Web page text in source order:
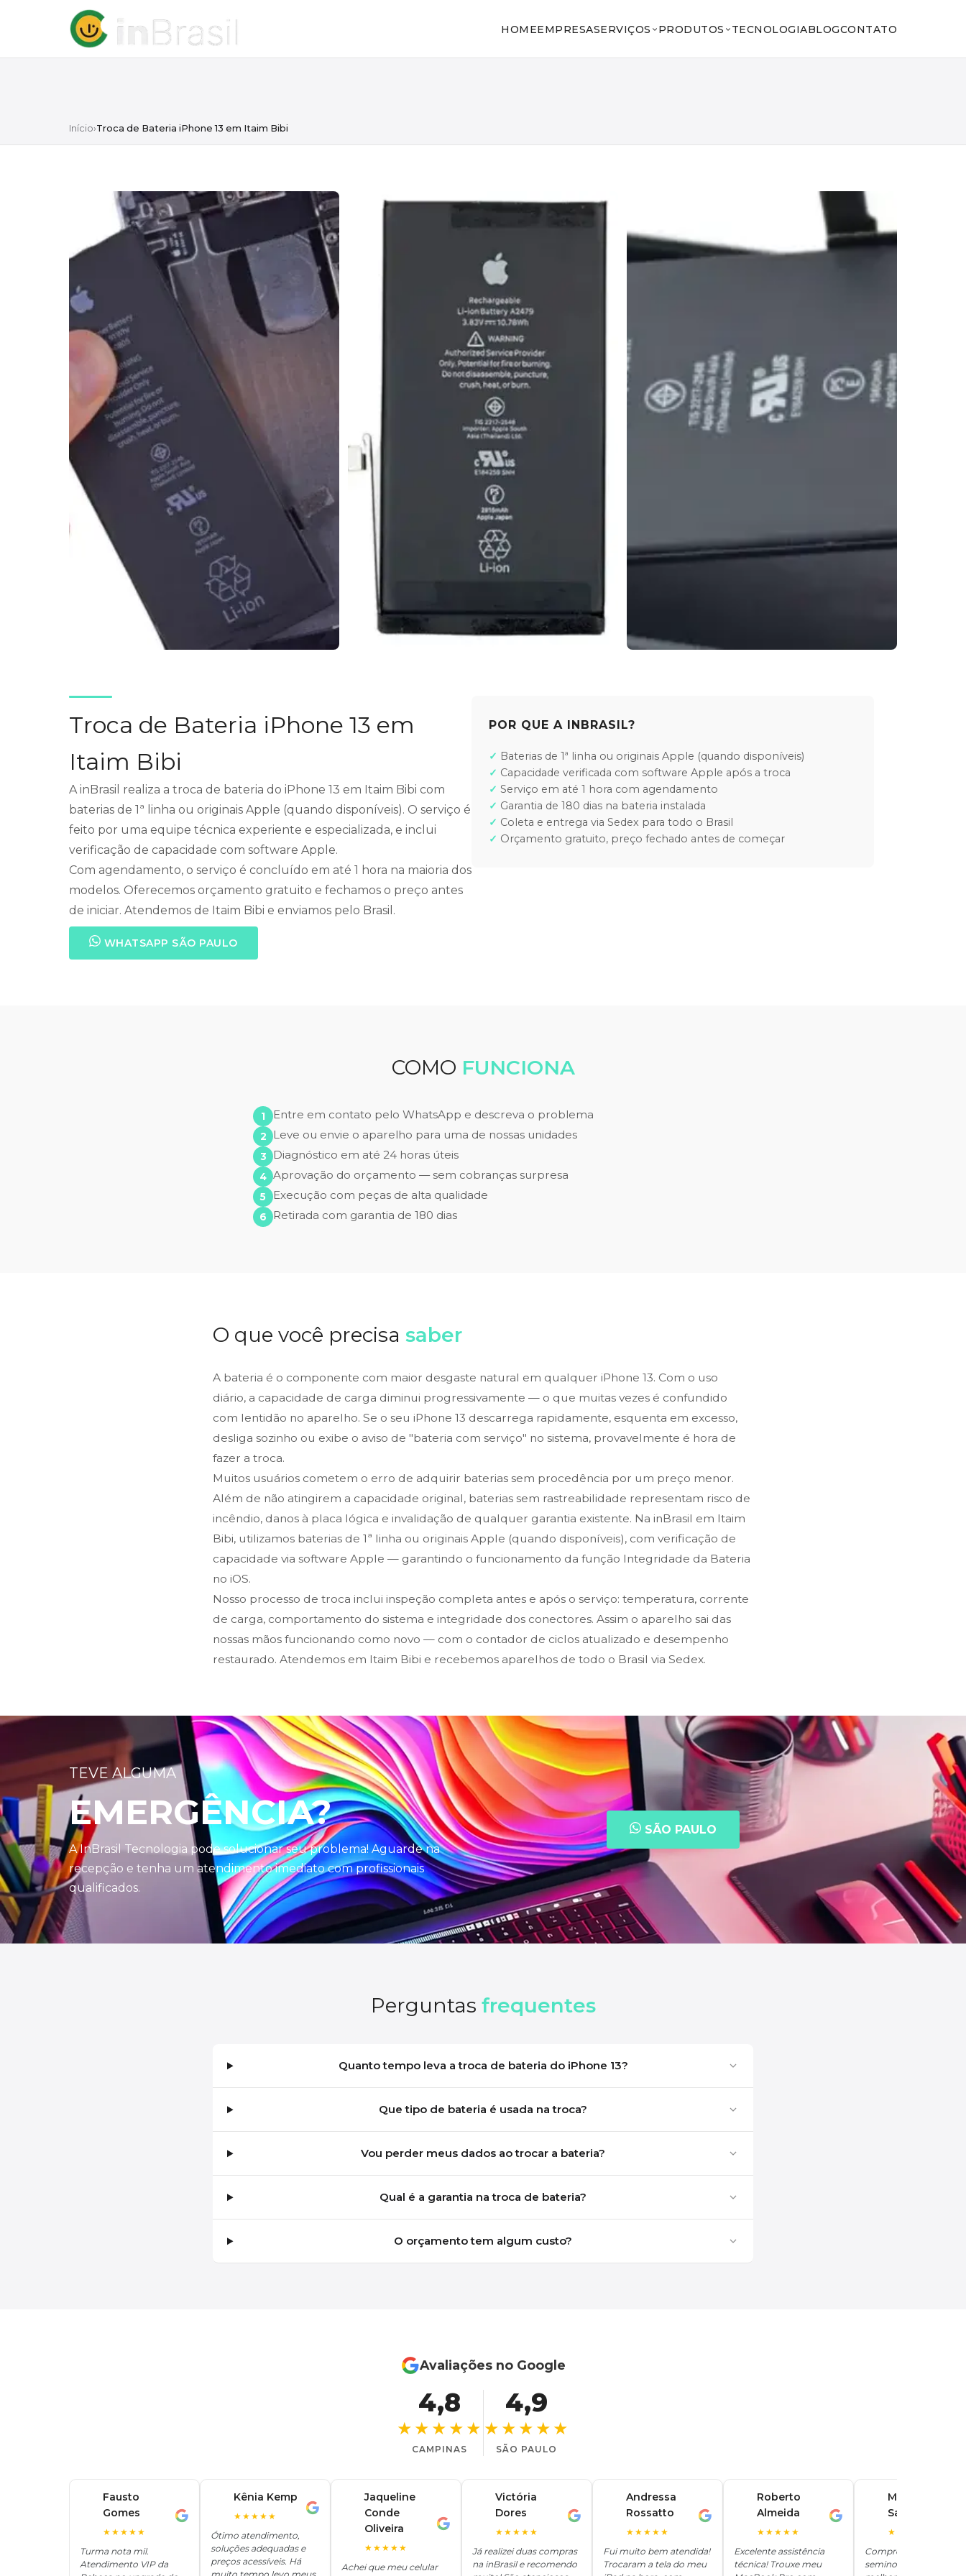
HOMEEMPRESASERVIÇOS PRODUTOS TECNOLOGIABLOGCONTATO
Início›Troca de Bateria iPhone 13 em Itaim Bibi
Troca de Bateria iPhone 13 em
Itaim Bibi
A inBrasil realiza a troca de bateria do iPhone 13 em Itaim Bibi com
baterias de 1ª linha ou originais Apple (quando disponíveis). O serviço é
feito por uma equipe técnica experiente e especializada, e inclui
verificação de capacidade com software Apple.
Com agendamento, o serviço é concluído em até 1 hora na maioria dos
modelos. Oferecemos orçamento gratuito e fechamos o preço antes
de iniciar. Atendemos de Itaim Bibi e enviamos pelo Brasil.
WHATSAPP SÃO PAULO
POR QUE A INBRASIL?
Baterias de 1ª linha ou originais Apple (quando disponíveis)
Capacidade verificada com software Apple após a troca
Serviço em até 1 hora com agendamento
Garantia de 180 dias na bateria instalada
Coleta e entrega via Sedex para todo o Brasil
Orçamento gratuito, preço fechado antes de começar
COMO FUNCIONA
Entre em contato pelo WhatsApp e descreva o problema
Leve ou envie o aparelho para uma de nossas unidades
Diagnóstico em até 24 horas úteis
Aprovação do orçamento — sem cobranças surpresa
Execução com peças de alta qualidade
Retirada com garantia de 180 dias
O que você precisa saber
A bateria é o componente com maior desgaste natural em qualquer iPhone 13. Com o uso
diário, a capacidade de carga diminui progressivamente — o que muitas vezes é confundido
com lentidão no aparelho. Se o seu iPhone 13 descarrega rapidamente, esquenta em excesso,
desliga sozinho ou exibe o aviso de "bateria com serviço" no sistema, provavelmente é hora de
fazer a troca.
Muitos usuários cometem o erro de adquirir baterias sem procedência por um preço menor.
Além de não atingirem a capacidade original, baterias sem rastreabilidade representam risco de
incêndio, danos à placa lógica e invalidação de qualquer garantia existente. Na inBrasil em Itaim
Bibi, utilizamos baterias de 1ª linha ou originais Apple (quando disponíveis), com verificação de
capacidade via software Apple — garantindo o funcionamento da função Integridade da Bateria
no iOS.
Nosso processo de troca inclui inspeção completa antes e após o serviço: temperatura, corrente
de carga, comportamento do sistema e integridade dos conectores. Assim o aparelho sai das
nossas mãos funcionando como novo — com o contador de ciclos atualizado e desempenho
restaurado. Atendemos em Itaim Bibi e recebemos aparelhos de todo o Brasil via Sedex.
TEVE ALGUMA
EMERGÊNCIA?
A InBrasil Tecnologia pode solucionar seu problema! Aguarde na
recepção e tenha um atendimento imediato com profissionais
qualificados.
SÃO PAULO
Perguntas frequentes
Quanto tempo leva a troca de bateria do iPhone 13?
Que tipo de bateria é usada na troca?
Vou perder meus dados ao trocar a bateria?
Qual é a garantia na troca de bateria?
O orçamento tem algum custo?
Avaliações no Google
4,8
★★★★★
CAMPINAS
4,9
★★★★★
SÃO PAULO
Fausto
Gomes
★★★★★
Turma nota mil.
Atendimento VIP da
Kênia Kemp
★★★★★
Ótimo atendimento,
soluções adequadas e
preços acessíveis. Há
Jaqueline
Conde
Oliveira
★★★★★
Achei que meu celular
Victória
Dores
★★★★★
Já realizei duas compras
na inBrasil e recomendo
Andressa
Rossatto
★★★★★
Fui muito bem atendida!
Trocaram a tela do meu
Roberto
Almeida
★★★★★
Excelente assistência
técnica! Trouxe meu
Marina
Santos
★★★★★
Comprei um iPhone
seminovo aqui e ficou